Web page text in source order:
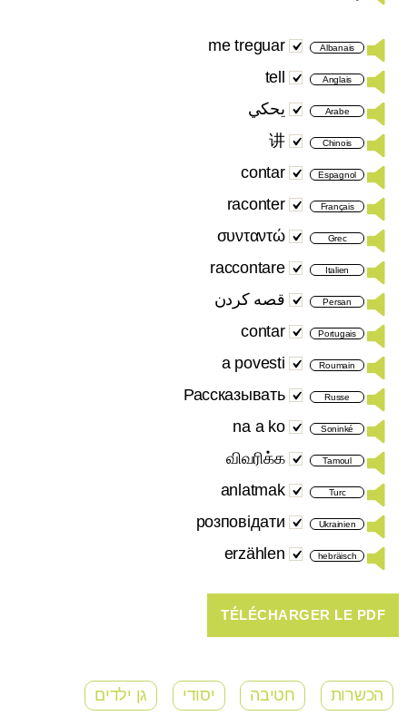
Albanais
me treguar
Anglais
tell
Arabe يحكي
Chinois
讲
Espagnol
contar
Français
raconter
Grec
συνταντώ
Italien
raccontare
Persan قصه کردن
Portugais
contar
Roumain
a povesti
Russe
Рассказывать
Soninké
na a ko
Tamoul
விவரிக்க
Turc
anlatmak
Ukrainien
розповідати
hebräisch
erzählen
הכשרות חטיבה יסודי גן ילדים